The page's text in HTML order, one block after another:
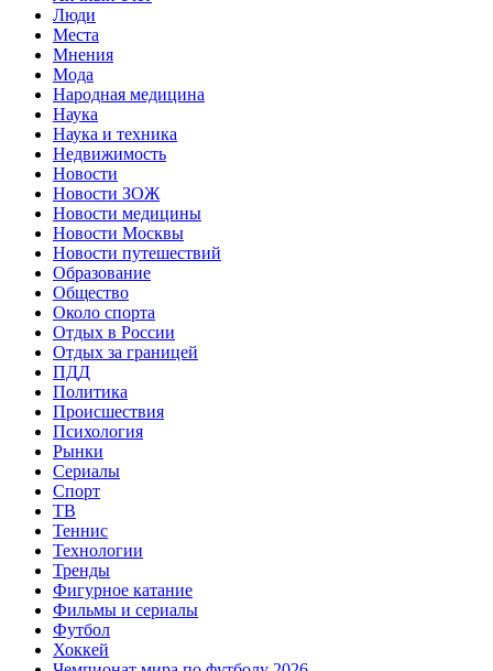
Люди
Места
Мнения
Мода
Народная медицина
Наука
Наука и техника
Недвижимость
Новости
Новости ЗОЖ
Новости медицины
Новости Москвы
Новости путешествий
Образование
Общество
Около спорта
Отдых в России
Отдых за границей
ПДД
Политика
Происшествия
Психология
Рынки
Сериалы
Спорт
ТВ
Теннис
Технологии
Тренды
Фигурное катание
Фильмы и сериалы
Футбол
Хоккей